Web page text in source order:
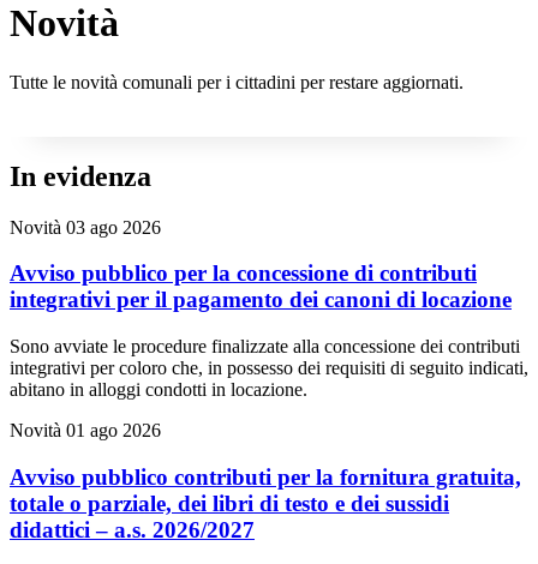
Novità
Tutte le novità comunali per i cittadini per restare aggiornati.
In evidenza
Novità 03 ago 2026
Avviso pubblico per la concessione di contributi
integrativi per il pagamento dei canoni di locazione
Sono avviate le procedure finalizzate alla concessione dei contributi
integrativi per coloro che, in possesso dei requisiti di seguito indicati,
abitano in alloggi condotti in locazione.
Novità 01 ago 2026
Avviso pubblico contributi per la fornitura gratuita,
totale o parziale, dei libri di testo e dei sussidi
didattici – a.s. 2026/2027